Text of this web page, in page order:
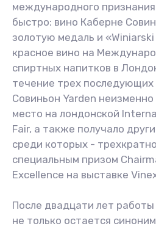
международного
быстро: вино Каберне
золотую медаль и
красное вино на
спиртных напитков в
течение трех последующих
Совиньон Yarden
место на лондонской
Fair, а также получало
среди которых -
специальным призом
Excellence на выставке
После двадцати лет
не только остается